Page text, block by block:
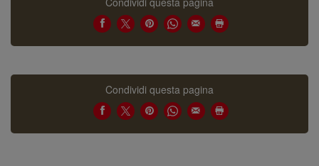
Condividi questa pagina